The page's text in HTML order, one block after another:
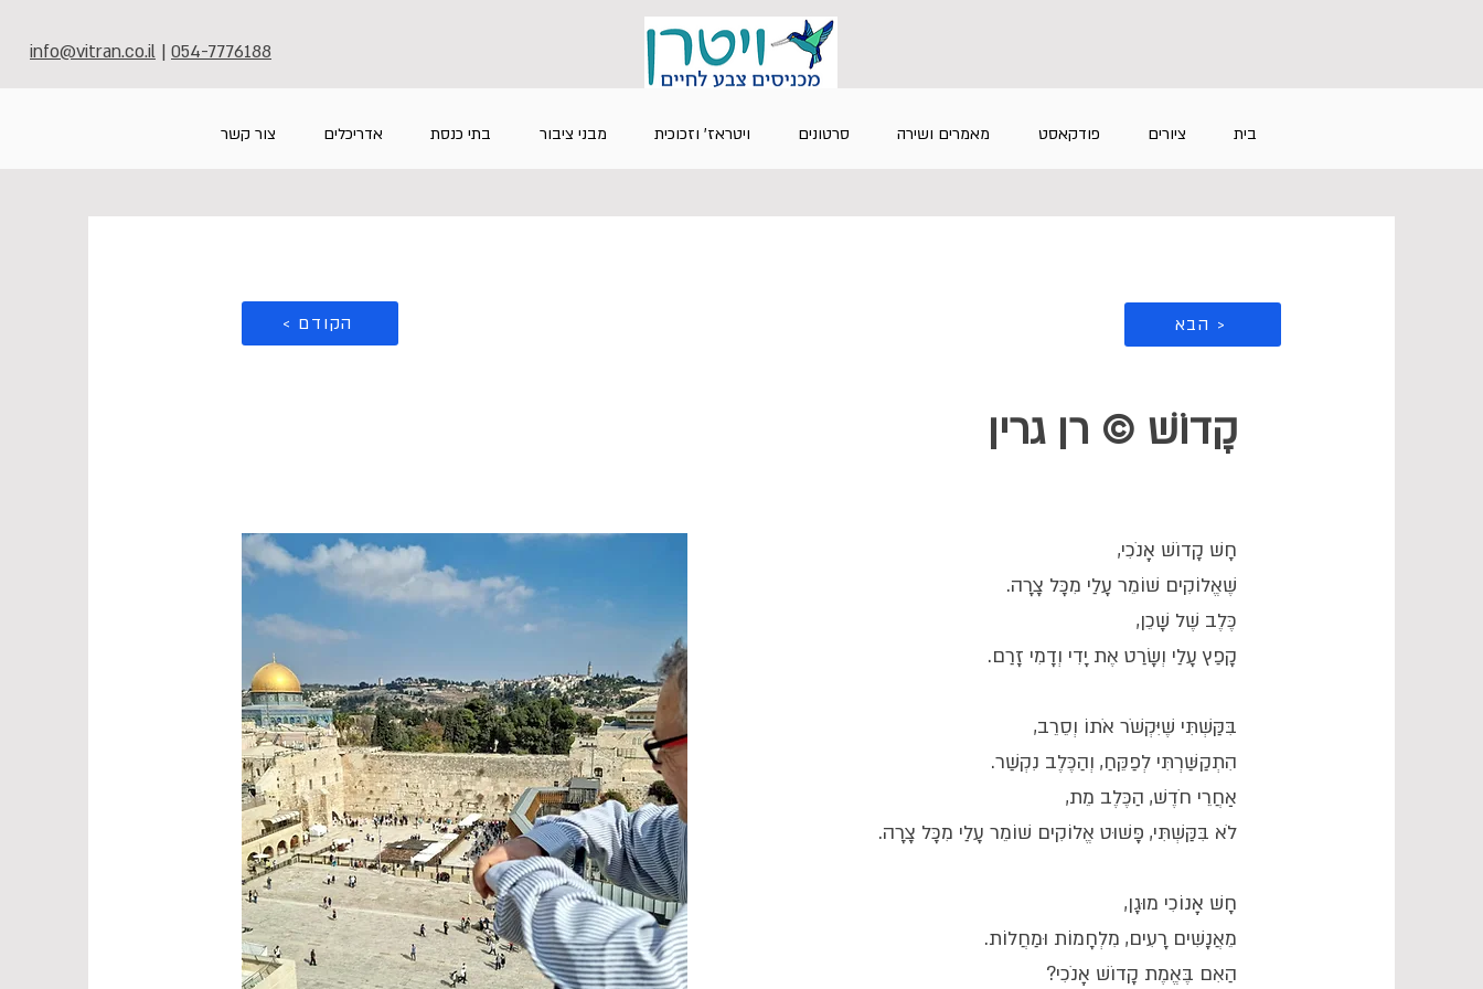
info@vitran.co.il | 054-7776188
בית ציורים פודקאסט מאמרים ושירה סרטונים ויטראז' וזכוכית מבני ציבור בתי כנסת אדריכלים צור קשר
< הקודם הבא >
קָדוֹשׁ © רן גרין
חָשׁ קָדוֹשׁ אָנֹכִי,
שֶׁאֱלוֹקִים שׁוֹמֵר עָלַי מִכָּל צָרָה.
כֶּלֶב שֶׁל שָׁכֵן,
קָפַץ עָלַי וְשָׂרַט אֶת יָדִי וְדָמִי זָרַם.
בִּקַּשְׁתִּי שֶׁיִּקְשֹׁר אֹתוֹ וְסֵרֵב,
הִתְקַשַּׁרְתִּי לְפַקֵּחַ, וְהַכֶּלֶב נִקְשַׁר.
אַחֲרֵי חֹדֶשׁ, הַכֶּלֶב מֵת,
לֹא בִּקַּשְׁתִּי, פָּשׁוּט אֱלוֹקִים שׁוֹמֵר עָלַי מִכָּל צָרָה.
חָשׁ אָנוֹכִי מוּגָן,
מֵאֲנָשִׁים רָעִים, מִלְחָמוֹת וּמַחֲלוֹת.
הַאִם בֶּאֱמֶת קָדוֹשׁ אָנֹכִי?